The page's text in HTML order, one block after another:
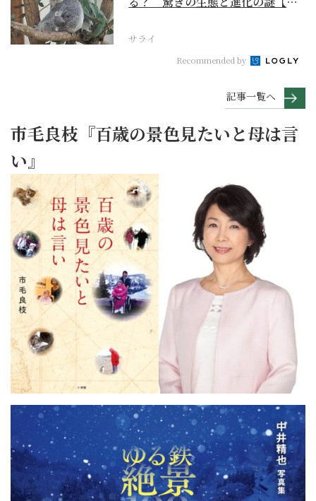
サライ
Recommended by
記事一覧へ
市毛良枝『百歳の景色見たいと母は言
い』